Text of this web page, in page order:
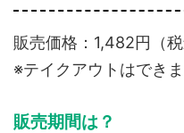
販売価格：1,482円（税
※テイクアウトはできま
販売期間は？